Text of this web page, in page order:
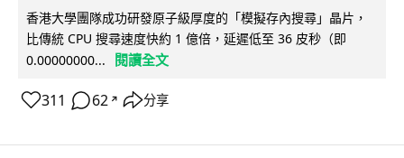
香港大學團隊成功研發原子級厚度的「模擬存內搜尋」晶片，
比傳統 CPU 搜尋速度快約 1 億倍，延遲低至 36 皮秒（即
0.00000000...
閱讀全文
311 62 ↗ 分享